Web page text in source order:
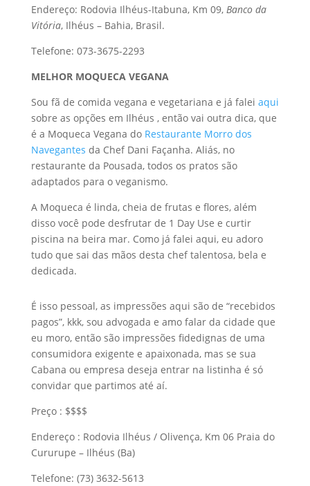
Endereço: Rodovia Ilhéus-Itabuna, Km 09, Banco da
Vitória, Ilhéus – Bahia, Brasil.
Telefone: 073-3675-2293
MELHOR MOQUECA VEGANA
Sou fã de comida vegana e vegetariana e já falei aqui
sobre as opções em Ilhéus , então vai outra dica, que
é a Moqueca Vegana do Restaurante Morro dos
Navegantes da Chef Dani Façanha. Aliás, no
restaurante da Pousada, todos os pratos são
adaptados para o veganismo.
A Moqueca é linda, cheia de frutas e flores, além
disso você pode desfrutar de 1 Day Use e curtir
piscina na beira mar. Como já falei aqui, eu adoro
tudo que sai das mãos desta chef talentosa, bela e
dedicada.
É isso pessoal, as impressões aqui são de “recebidos
pagos”, kkk, sou advogada e amo falar da cidade que
eu moro, então são impressões fidedignas de uma
consumidora exigente e apaixonada, mas se sua
Cabana ou empresa deseja entrar na listinha é só
convidar que partimos até aí.
Preço : $$$$
Endereço : Rodovia Ilhéus / Olivença, Km 06 Praia do
Cururupe – Ilhéus (Ba)
Telefone: (73) 3632-5613